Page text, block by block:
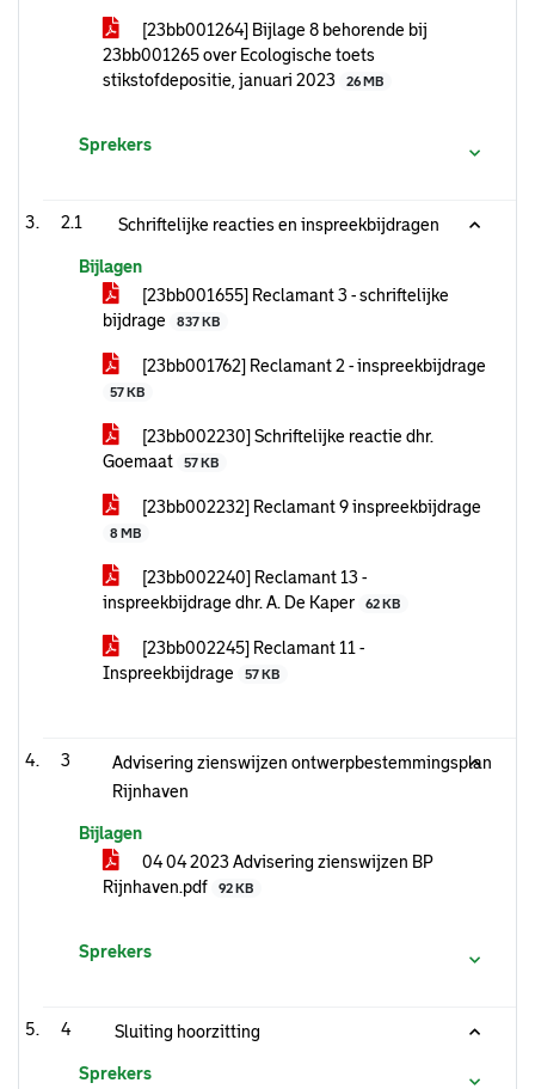
[23bb001264] Bijlage 8 behorende bij
23bb001265 over Ecologische toets
stikstofdepositie, januari 2023
26 MB
Sprekers
2.1 Schriftelijke reacties en inspreekbijdragen
Bijlagen
[23bb001655] Reclamant 3 - schriftelijke
bijdrage
837 KB
[23bb001762] Reclamant 2 - inspreekbijdrage
57 KB
[23bb002230] Schriftelijke reactie dhr.
Goemaat
57 KB
[23bb002232] Reclamant 9 inspreekbijdrage
8 MB
[23bb002240] Reclamant 13 -
inspreekbijdrage dhr. A. De Kaper
62 KB
[23bb002245] Reclamant 11 -
Inspreekbijdrage
57 KB
3
Advisering zienswijzen ontwerpbestemmingsplan
Rijnhaven
Bijlagen
04 04 2023 Advisering zienswijzen BP
Rijnhaven.pdf
92 KB
Sprekers
4 Sluiting hoorzitting
Sprekers